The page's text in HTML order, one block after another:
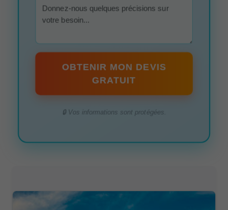
OBTENIR MON DEVIS
GRATUIT
🔒 Vos informations sont protégées.